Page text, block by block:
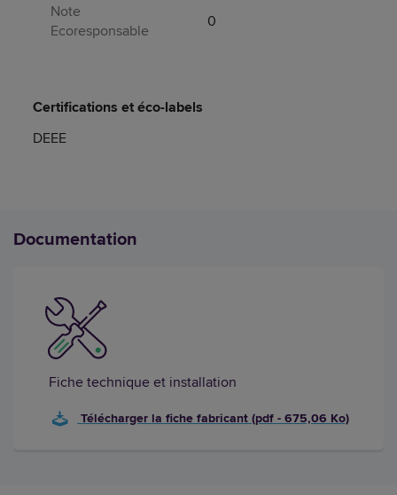
Note
Ecoresponsable
0
Certifications et éco-labels
DEEE
Documentation
Fiche technique et installation
Télécharger la fiche fabricant (pdf - 675,06 Ko)